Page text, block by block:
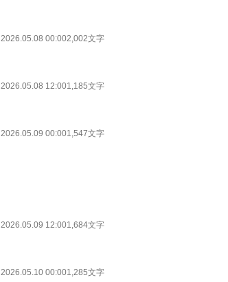
2026.05.08 00:002,002文字
2026.05.08 12:001,185文字
2026.05.09 00:001,547文字
2026.05.09 12:001,684文字
2026.05.10 00:001,285文字